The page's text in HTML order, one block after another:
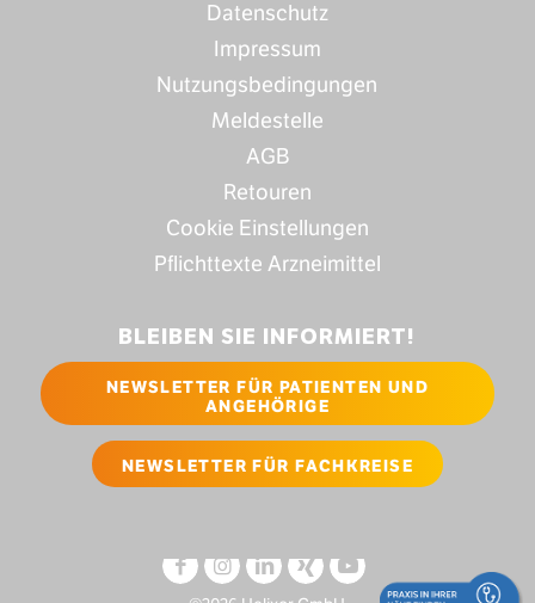
Datenschutz
Impressum
Nutzungsbedingungen
Meldestelle
AGB
Retouren
Cookie Einstellungen
Pflichttexte Arzneimittel
BLEIBEN SIE INFORMIERT!
NEWSLETTER FÜR PATIENTEN UND
ANGEHÖRIGE
NEWSLETTER FÜR FACHKREISE